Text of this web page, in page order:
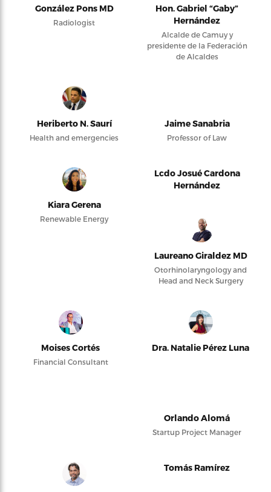
González Pons MD
Radiologist
Hon. Gabriel “Gaby”
Hernández
Alcalde de Camuy y
presidente de la Federación
de Alcaldes
Heriberto N. Saurí
Health and emergencies
Jaime Sanabria
Professor of Law
Kiara Gerena
Renewable Energy
Lcdo Josué Cardona
Hernández
Laureano Giraldez MD
Otorhinolaryngology and
Head and Neck Surgery
Moises Cortés
Financial Consultant
Dra. Natalie Pérez Luna
Orlando Alomá
Startup Project Manager
Tomás Ramírez